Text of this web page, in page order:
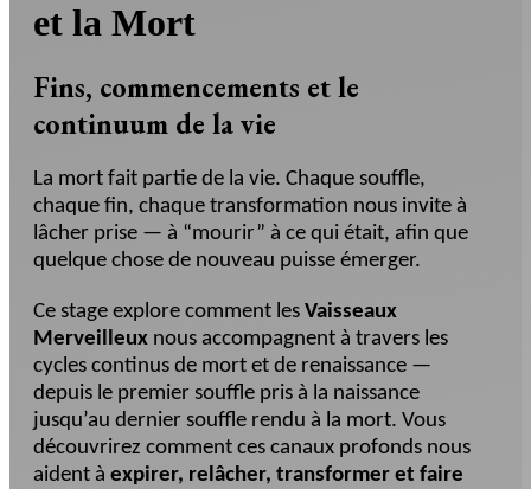
et la Mort
Fins, commencements et le
continuum de la vie
La mort fait partie de la vie. Chaque souffle,
chaque fin, chaque transformation nous invite à
lâcher prise — à “mourir” à ce qui était, afin que
quelque chose de nouveau puisse émerger.
Ce stage explore comment les Vaisseaux
Merveilleux nous accompagnent à travers les
cycles continus de mort et de renaissance —
depuis le premier souffle pris à la naissance
jusqu’au dernier souffle rendu à la mort. Vous
découvrirez comment ces canaux profonds nous
aident à expirer, relâcher, transformer et faire